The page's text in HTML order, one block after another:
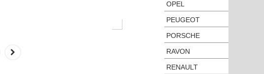
OPEL
PEUGEOT
PORSCHE
RAVON
RENAULT